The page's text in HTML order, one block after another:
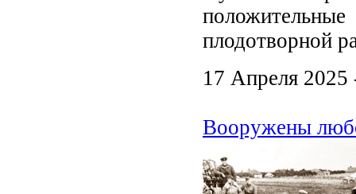
плодотворной
17 Апреля
Вооружены